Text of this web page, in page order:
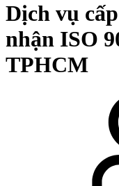
Dịch vụ
nhận ISO
TPHCM